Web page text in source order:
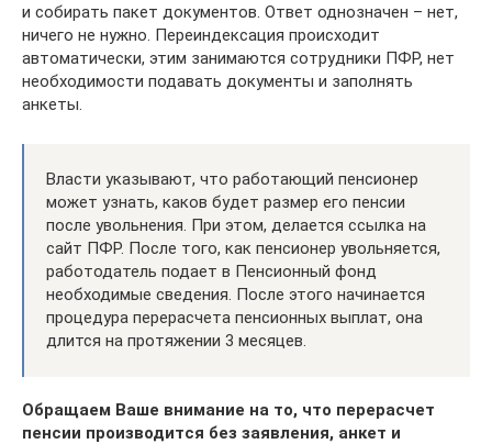
и собирать пакет документов. Ответ однозначен – нет,
ничего не нужно. Переиндексация происходит
автоматически, этим занимаются сотрудники ПФР, нет
необходимости подавать документы и заполнять
анкеты.
Власти указывают, что работающий пенсионер
может узнать, каков будет размер его пенсии
после увольнения. При этом, делается ссылка на
сайт ПФР. После того, как пенсионер увольняется,
работодатель подает в Пенсионный фонд
необходимые сведения. После этого начинается
процедура перерасчета пенсионных выплат, она
длится на протяжении 3 месяцев.
Обращаем Ваше внимание на то, что перерасчет
пенсии производится без заявления, анкет и